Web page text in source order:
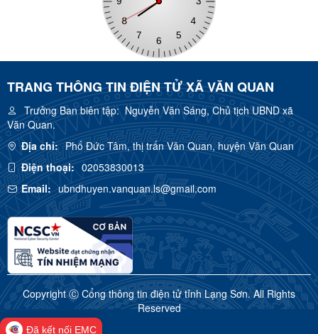
TRANG THÔNG TIN ĐIỆN TỬ XÃ VĂN QUAN
Trưởng Ban biên tập:Nguyễn Văn Sáng, Chủ tịch UBND xã
Văn Quan.
Địa chỉ: Phố Đức Tâm, thị trấn Văn Quan, huyện Văn Quan
Điện thoại: 02053830013
Email: ubndhuyen.vanquan.ls@gmail.com
Copyright Ⓒ Cổng thông tin điện tử tỉnh Lạng Sơn. All Rights
Reserved
Đã kết nối EMC